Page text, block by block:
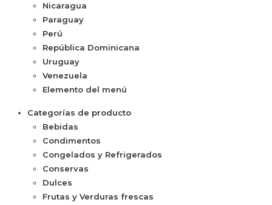
Nicaragua
Paraguay
Perú
República Dominicana
Uruguay
Venezuela
Elemento del menú
Categorías de producto
Bebidas
Condimentos
Congelados y Refrigerados
Conservas
Dulces
Frutas y Verduras frescas